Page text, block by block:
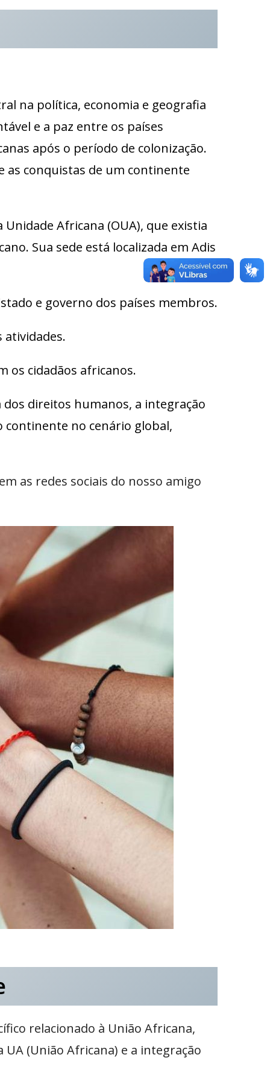
na política, economia e geografia
e a paz entre os países
após o período de colonização.
as conquistas de um continente
Africana (OUA), que existia
Sua sede está localizada em Adis
e governo dos países membros.
atividades.
os cidadãos africanos.
dos direitos humanos, a integração
continente no cenário global,
as redes sociais do nosso amigo
relacionado à União Africana,
(União Africana) e a integração